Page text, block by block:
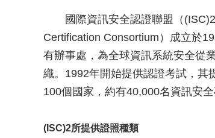
國際資訊安全認證聯盟（(ISC)2
Certification Consortium）成立於
有辦事處，為全球資訊系統安全從
織。1992年開始提供認證考試，其
100個國家，約有40,000名資訊安
(ISC)2所提供證照種類